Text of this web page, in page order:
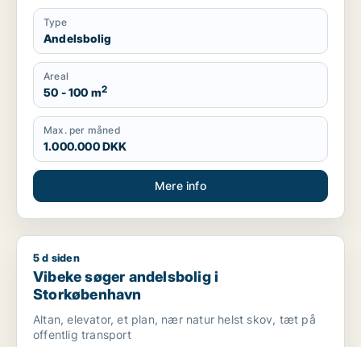
Type
Andelsbolig
Areal
50 - 100 m2
Max. per måned
1.000.000 DKK
Mere info
Vibeke søger andelsbolig i Storkøbenhavn
5 d siden
Vibeke søger andelsbolig i
Storkøbenhavn
Altan, elevator, et plan, nær natur helst skov, tæt på
offentlig transport